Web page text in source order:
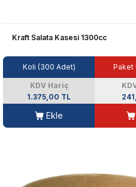
Kraft Salata Kasesi 1300cc
Koli (300 Adet)
KDV Hariç
1.375,00 TL
Ekle
Paket